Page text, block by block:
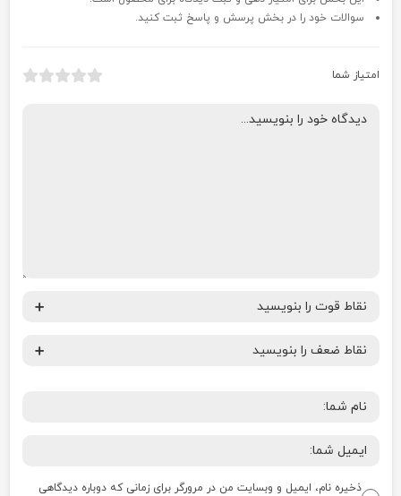
سوالات خود را در بخش پرسش و پاسخ ثبت کنید.
امتیاز شما
ذخیره نام، ایمیل و وبسایت من در مرورگر برای زمانی که دوباره دیدگاهی